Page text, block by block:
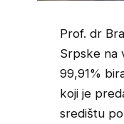
Prof. dr
Srpske na
99,91%
koji je
središtu